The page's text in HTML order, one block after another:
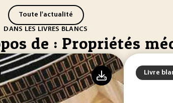
Toute l'actualité
DANS LES LIVRES BLANCS
de : Propriétés
Livre